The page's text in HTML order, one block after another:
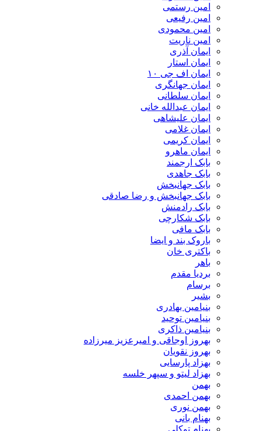
امین رستمی
امین رفیعی
امین محمودی
امین ناریت
ایمان آذری
ایمان استار
ایمان اف جی ۱۰
ایمان جهانگری
ایمان سلطانی
ایمان عبدالله خانی
ایمان علیشاهی
ایمان غلامی
ایمان کریمی
ایمان ماهرو
بابک ارجمند
بابک جاهدی
بابک جهانبخش
بابک جهانبخش و رضا صادقی
بابک رادمنش
بابک شکارچی
بابک مافی
باروک بند و ایضا
باکتری خان
باهر
بردیا مقدم
برسام
بشیر
بنیامین بهادری
بنیامین توحید
بنیامین ذاکری
بهروز اوجاقی و امیرعزیز میرزاده
بهروز نقویان
بهزاد پارسایی
بهزاد لیتو و سپهر خلسه
بهمن
بهمن احمدی
بهمن نوری
بهنام بانی
بهنام توکلی